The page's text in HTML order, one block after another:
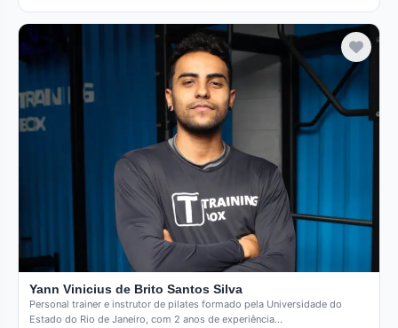
Yann Vinicius de Brito Santos Silva
Personal trainer e instrutor de pilates formado pela Universidade do
Estado do Rio de Janeiro, com 2 anos de experiência…